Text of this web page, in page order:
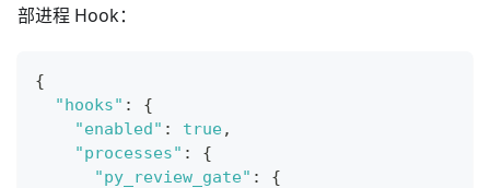
部进程 Hook：
{
"hooks" :
{
"enabled" : true,
"processes" :
{
"py_review_gate" :
{